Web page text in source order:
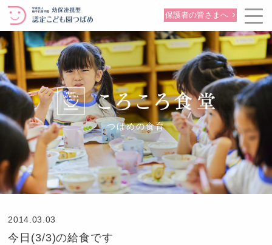
保護者の皆さまへ
つばめの食育
2014.03.03
今日(3/3)の給食です